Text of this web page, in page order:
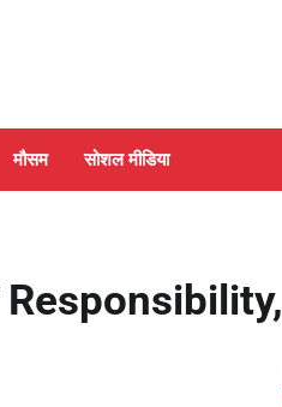
मौसम सोशल मीडिया
Responsibility,